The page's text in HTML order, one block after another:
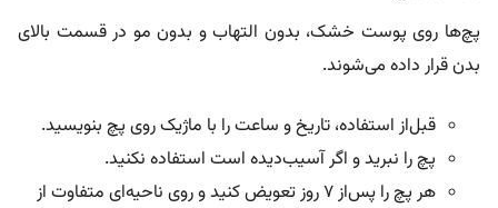
پچ‌ها روی پوست خشک، بدون التهاب و بدون مو در قسمت بالای
بدن قرار داده می‌شوند.
قبل‌از استفاده، تاریخ و ساعت را با ماژیک روی پچ بنویسید.
پچ را نبرید و اگر آسیب‌دیده است استفاده نکنید.
هر پچ را پس‌از ۷ روز تعویض کنید و روی ناحیه‌ای متفاوت از